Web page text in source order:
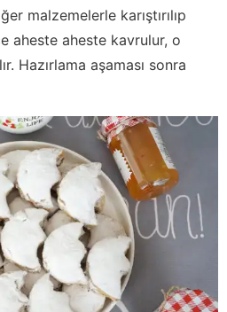
malzemelerle karıştırılıp
aheste aheste kavrulur, o
Hazırlama aşaması sonra